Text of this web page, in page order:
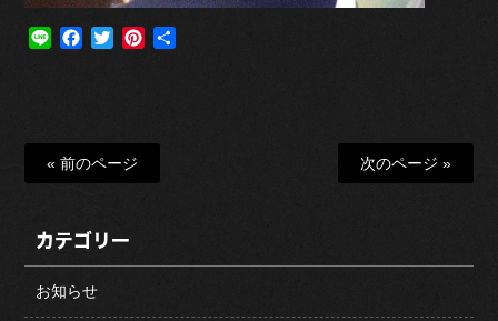
Line Facebook
TwitterPinterest
« 前のページ 次のページ »
カテゴリー
お知らせ